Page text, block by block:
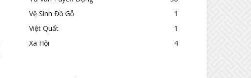
Vệ Sinh Đồ Gỗ
1
Việt Quất
1
Xã Hội
4